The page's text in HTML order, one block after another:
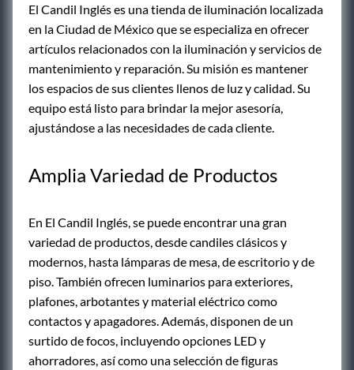
El Candil Inglés es una tienda de iluminación localizada
en la Ciudad de México que se especializa en ofrecer
artículos relacionados con la iluminación y servicios de
mantenimiento y reparación. Su misión es mantener
los espacios de sus clientes llenos de luz y calidad. Su
equipo está listo para brindar la mejor asesoría,
ajustándose a las necesidades de cada cliente.
Amplia Variedad de Productos
En El Candil Inglés, se puede encontrar una gran
variedad de productos, desde candiles clásicos y
modernos, hasta lámparas de mesa, de escritorio y de
piso. También ofrecen luminarios para exteriores,
plafones, arbotantes y material eléctrico como
contactos y apagadores. Además, disponen de un
surtido de focos, incluyendo opciones LED y
ahorradores, así como una selección de figuras